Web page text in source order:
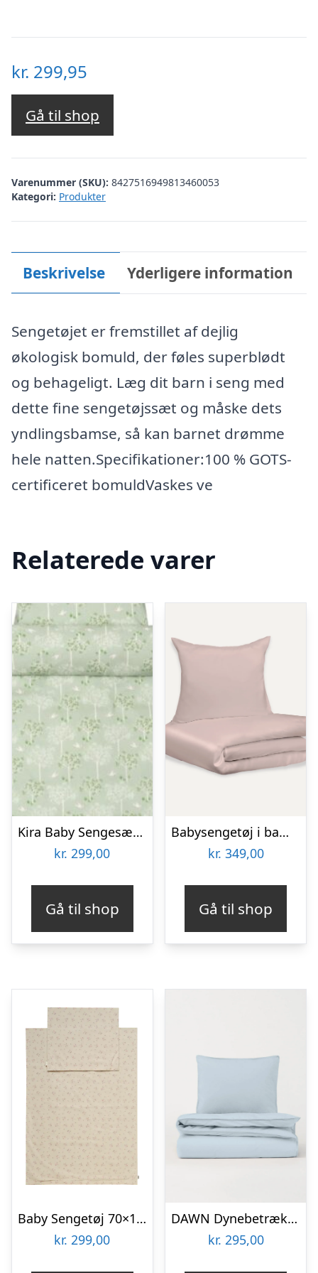
kr. 299,95
Gå til shop
Varenummer (SKU): 8427516949813460053
Kategori: Produkter
Beskrivelse Yderligere information
Sengetøjet er fremstillet af dejlig
økologisk bomuld, der føles superblødt
og behageligt. Læg dit barn i seng med
dette fine sengetøjssæt og måske dets
yndlingsbamse, så kan barnet drømme
hele natten.Specifikationer:100 % GOTS-
certificeret bomuldVaskes ve
Relaterede varer
Kira Baby Sengesæt Grøn
kr. 299,00
Gå til shop
Babysengetøj i bambus | Nude blush | 70×100
kr. 349,00
Gå til shop
Baby Sengetøj 70×100, Misty Rose
kr. 299,00
DAWN Dynebetræk Baby/Junior – Arctic Blue – 70z100 cm – 100% økologisk bomuld –
kr. 295,00